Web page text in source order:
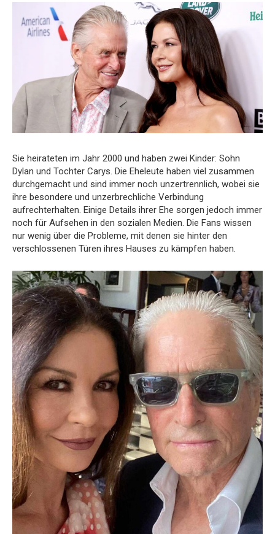
Sie heirateten im Jahr 2000 und haben zwei Kinder: Sohn
Dylan und Tochter Carys. Die Eheleute haben viel zusammen
durchgemacht und sind immer noch unzertrennlich, wobei sie
ihre besondere und unzerbrechliche Verbindung
aufrechterhalten. Einige Details ihrer Ehe sorgen jedoch immer
noch für Aufsehen in den sozialen Medien. Die Fans wissen
nur wenig über die Probleme, mit denen sie hinter den
verschlossenen Türen ihres Hauses zu kämpfen haben.